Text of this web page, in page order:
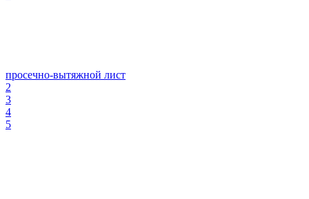
просечно-вытяжной лист
2
3
4
5